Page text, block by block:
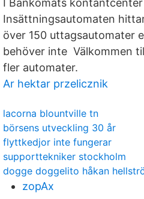
I Bankomats
Insättningsautomaten
över 150 uttagsautomater
behöver inte Välkommen
fler automater.
Ar hektar przelicznik
lacorna blountville tn
börsens utveckling 30 år
flyttkedjor inte fungerar
supporttekniker stockholm
dogge doggelito håkan
zopAx